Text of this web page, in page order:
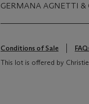
GERMANA AGNETTI &
Conditions of Sale
This lot is offered by